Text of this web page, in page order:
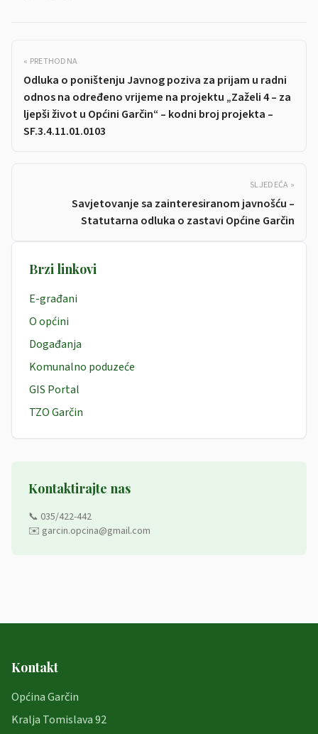
« PRETHODNA
Odluka o poništenju Javnog poziva za prijam u radni
odnos na određeno vrijeme na projektu „Zaželi 4 – za
ljepši život u Općini Garčin“ – kodni broj projekta –
SF.3.4.11.01.0103
SLJEDEĆA »
Savjetovanje sa zainteresiranom javnošću –
Statutarna odluka o zastavi Općine Garčin
Brzi linkovi
E-građani
O općini
Događanja
Komunalno poduzeće
GIS Portal
TZO Garčin
Kontaktirajte nas
📞 035/422-442
✉️ garcin.opcina@gmail.com
Kontakt
Općina Garčin
Kralja Tomislava 92